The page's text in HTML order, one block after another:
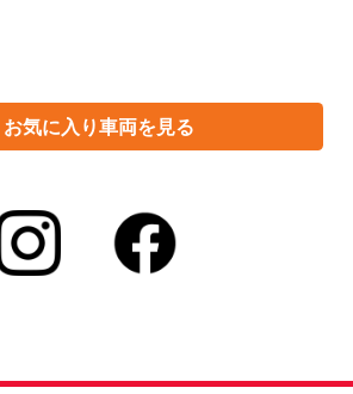
お気に入り車両を見る